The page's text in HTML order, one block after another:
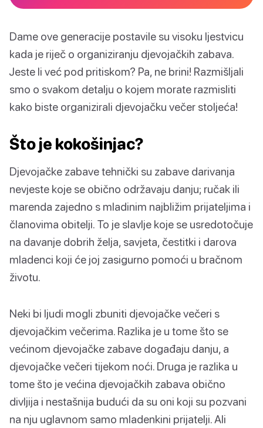
Dame ove generacije postavile su visoku ljestvicu
kada je riječ o organiziranju djevojačkih zabava.
Jeste li već pod pritiskom? Pa, ne brini! Razmišljali
smo o svakom detalju o kojem morate razmisliti
kako biste organizirali djevojačku večer stoljeća!
Što je kokošinjac?
Djevojačke zabave tehnički su zabave darivanja
nevjeste koje se obično održavaju danju; ručak ili
marenda zajedno s mladinim najbližim prijateljima i
članovima obitelji. To je slavlje koje se usredotočuje
na davanje dobrih želja, savjeta, čestitki i darova
mladenci koji će joj zasigurno pomoći u bračnom
životu.
Neki bi ljudi mogli zbuniti djevojačke večeri s
djevojačkim večerima. Razlika je u tome što se
većinom djevojačke zabave događaju danju, a
djevojačke večeri tijekom noći. Druga je razlika u
tome što je većina djevojačkih zabava obično
divljija i nestašnija budući da su oni koji su pozvani
na nju uglavnom samo mladenkini prijatelji. Ali